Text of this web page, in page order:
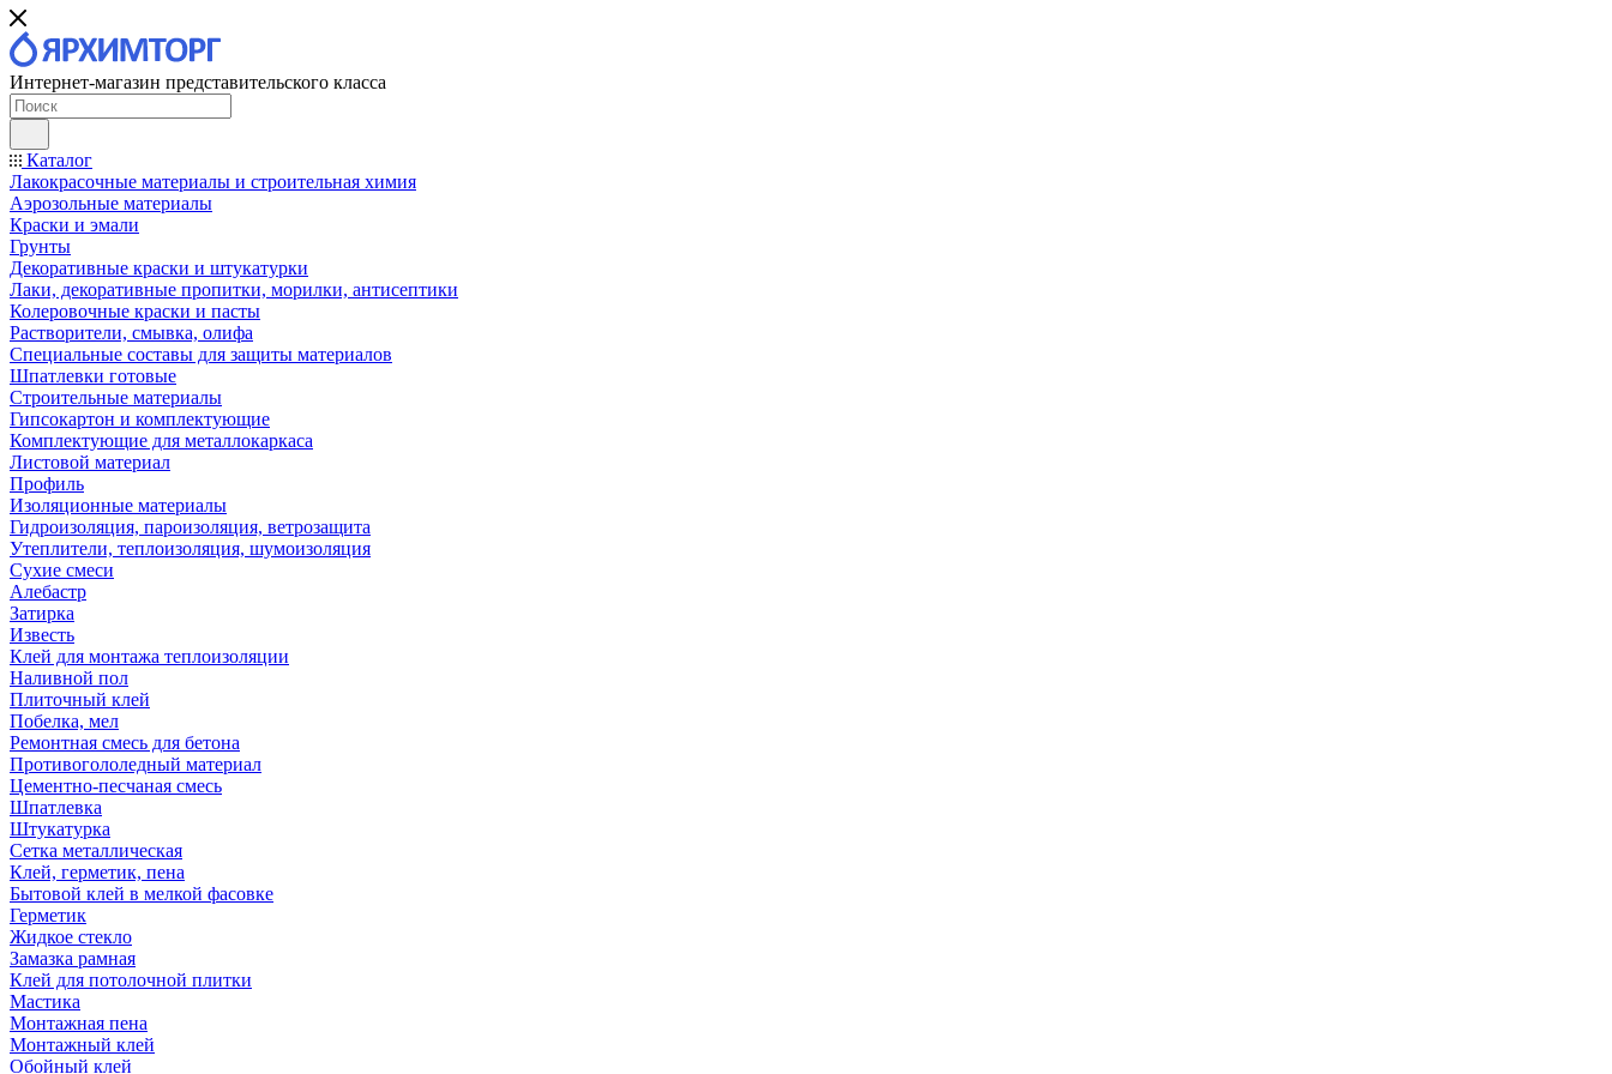
Интернет-магазин представительского класса
Каталог
Лакокрасочные материалы и строительная химия
Аэрозольные материалы
Краски и эмали
Грунты
Декоративные краски и штукатурки
Лаки, декоративные пропитки, морилки, антисептики
Колеровочные краски и пасты
Растворители, смывка, олифа
Специальные составы для защиты материалов
Шпатлевки готовые
Строительные материалы
Гипсокартон и комплектующие
Комплектующие для металлокаркаса
Листовой материал
Профиль
Изоляционные материалы
Гидроизоляция, пароизоляция, ветрозащита
Утеплители, теплоизоляция, шумоизоляция
Сухие смеси
Алебастр
Затирка
Известь
Клей для монтажа теплоизоляции
Наливной пол
Плиточный клей
Побелка, мел
Ремонтная смесь для бетона
Противогололедный материал
Цементно-песчаная смесь
Шпатлевка
Штукатурка
Сетка металлическая
Клей, герметик, пена
Бытовой клей в мелкой фасовке
Герметик
Жидкое стекло
Замазка рамная
Клей для потолочной плитки
Мастика
Монтажная пена
Монтажный клей
Обойный клей